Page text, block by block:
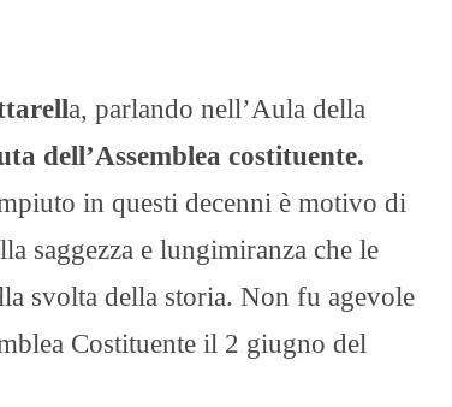
a, parlando nell’Aula della
dell’Assemblea costituente.
in questi decenni è motivo di
saggezza e lungimiranza che le
svolta della storia. Non fu agevole
Costituente il 2 giugno del